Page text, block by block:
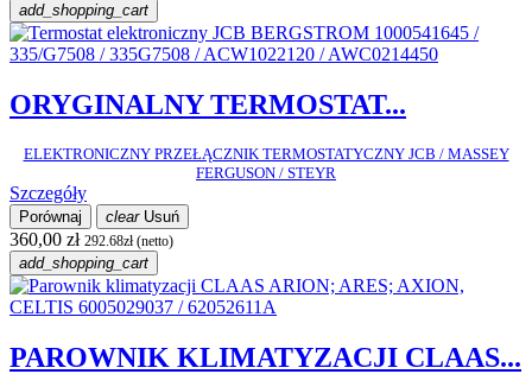
add_shopping_cart
ORYGINALNY TERMOSTAT...
ELEKTRONICZNY PRZEŁĄCZNIK TERMOSTATYCZNY JCB / MASSEY
FERGUSON / STEYR
Szczegóły
Porównaj clearUsuń
360,00 zł 292.68zł (netto)
add_shopping_cart
PAROWNIK KLIMATYZACJI CLAAS...